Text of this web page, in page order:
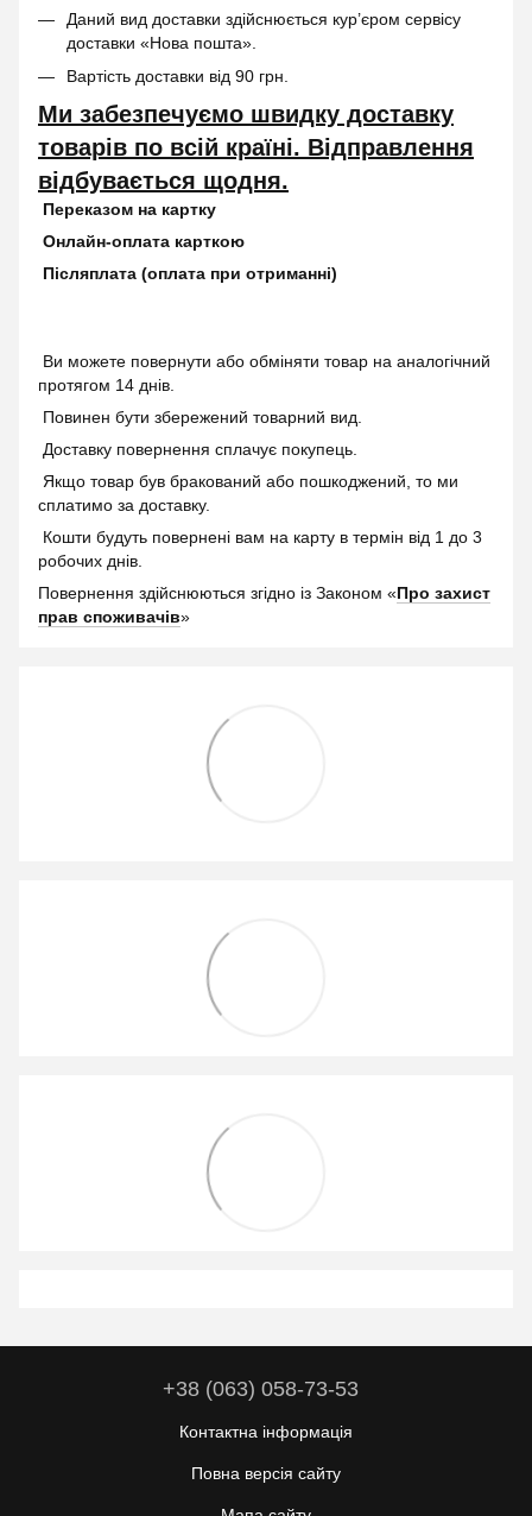
Даний вид доставки здійснюється кур’єром сервісу
доставки «Нова пошта».
Вартість доставки від 90 грн.
Ми забезпечуємо швидку доставку
товарів по всій країні. Відправлення
відбувається щодня.
Переказом на картку
Онлайн-оплата карткою
Післяплата (оплата при отриманні)
Ви можете повернути або обміняти товар на аналогічний
протягом 14 днів.
Повинен бути збережений товарний вид.
Доставку повернення сплачує покупець.
Якщо товар був бракований або пошкоджений, то ми
сплатимо за доставку.
Кошти будуть повернені вам на карту в термін від 1 до 3
робочих днів.
Повернення здійснюються згідно із Законом «Про захист
прав споживачів»
+38 (063) 058-73-53
Контактна інформація
Повна версія сайту